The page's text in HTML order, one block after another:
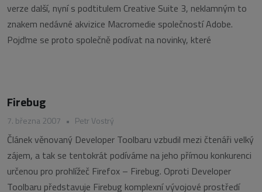
verze další, nyní s podtitulem Creative Suite 3, neklamným to
znakem nedávné akvizice Macromedie společností Adobe.
Pojďme se proto společně podívat na novinky, které
Firebug
7. března 2007 • Petr Vostrý
Článek věnovaný Developer Toolbaru vzbudil mezi čtenáři velký
zájem, a tak se tentokrát podíváme na jeho přímou konkurenci
určenou pro prohlížeč Firefox – Firebug. Oproti Developer
Toolbaru představuje Firebug komplexní vývojové prostředí